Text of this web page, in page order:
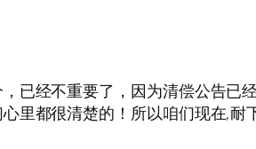
已经不重要了，因为清偿公告
里都很清楚的！所以咱们现在,耐